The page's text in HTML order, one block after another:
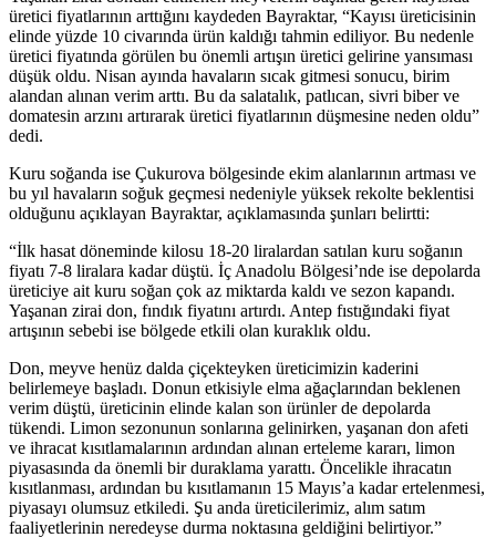
üretici fiyatlarının arttığını kaydeden Bayraktar, “Kayısı üreticisinin
elinde yüzde 10 civarında ürün kaldığı tahmin ediliyor. Bu nedenle
üretici fiyatında görülen bu önemli artışın üretici gelirine yansıması
düşük oldu. Nisan ayında havaların sıcak gitmesi sonucu, birim
alandan alınan verim arttı. Bu da salatalık, patlıcan, sivri biber ve
domatesin arzını artırarak üretici fiyatlarının düşmesine neden oldu”
dedi.
Kuru soğanda ise Çukurova bölgesinde ekim alanlarının artması ve
bu yıl havaların soğuk geçmesi nedeniyle yüksek rekolte beklentisi
olduğunu açıklayan Bayraktar, açıklamasında şunları belirtti:
“İlk hasat döneminde kilosu 18-20 liralardan satılan kuru soğanın
fiyatı 7-8 liralara kadar düştü. İç Anadolu Bölgesi’nde ise depolarda
üreticiye ait kuru soğan çok az miktarda kaldı ve sezon kapandı.
Yaşanan zirai don, fındık fiyatını artırdı. Antep fıstığındaki fiyat
artışının sebebi ise bölgede etkili olan kuraklık oldu.
Don, meyve henüz dalda çiçekteyken üreticimizin kaderini
belirlemeye başladı. Donun etkisiyle elma ağaçlarından beklenen
verim düştü, üreticinin elinde kalan son ürünler de depolarda
tükendi. Limon sezonunun sonlarına gelinirken, yaşanan don afeti
ve ihracat kısıtlamalarının ardından alınan erteleme kararı, limon
piyasasında da önemli bir duraklama yarattı. Öncelikle ihracatın
kısıtlanması, ardından bu kısıtlamanın 15 Mayıs’a kadar ertelenmesi,
piyasayı olumsuz etkiledi. Şu anda üreticilerimiz, alım satım
faaliyetlerinin neredeyse durma noktasına geldiğini belirtiyor.”